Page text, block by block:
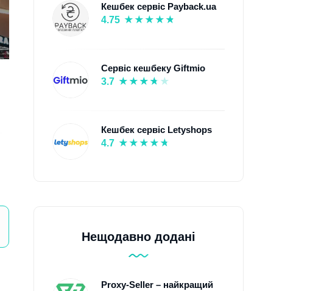
Кешбек сервіс Payback.ua
4.75
Сервіс кешбеку Giftmio
3.7
Кешбек сервіс Letyshops
4.7
Нещодавно додані
Proxy-Seller – найкращий